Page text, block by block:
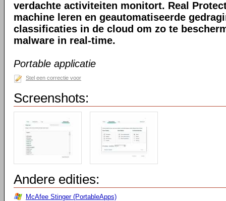
verdachte activiteiten monitort. Real
machine leren en geautomatiseerde
classificaties in de cloud om zo te
malware in real-time.
Portable applicatie
Stel een correctie voor
Screenshots:
Andere edities:
McAfee Stinger (PortableApps)